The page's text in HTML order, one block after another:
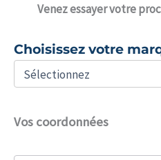
Venezessayer votre
Choisissez votre
Vos coordonnées